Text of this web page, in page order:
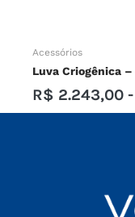
Acessórios
Luva Criogênica
R$ 2.243,00 -